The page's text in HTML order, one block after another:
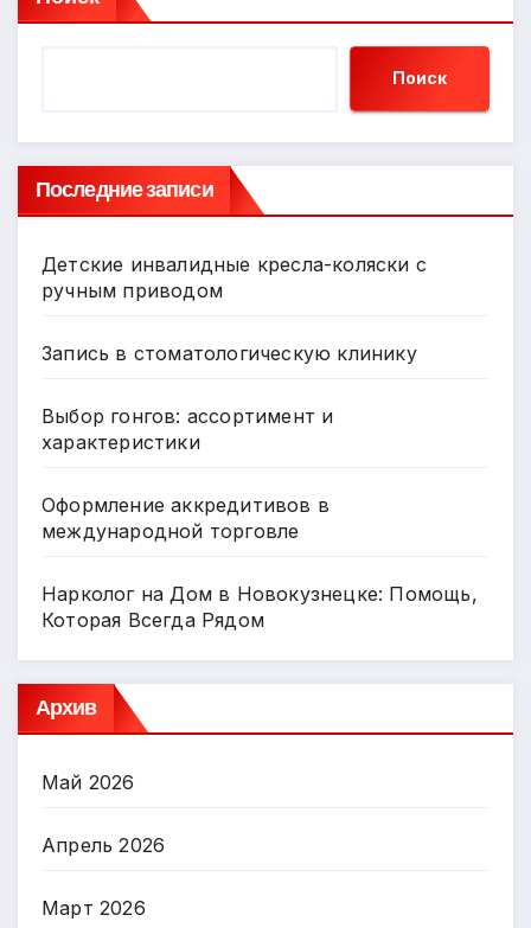
Поиск
Последние записи
Детские инвалидные кресла-коляски с
ручным приводом
Запись в стоматологическую клинику
Выбор гонгов: ассортимент и
характеристики
Оформление аккредитивов в
международной торговле
Нарколог на Дом в Новокузнецке: Помощь,
Которая Всегда Рядом
Архив
Май 2026
Апрель 2026
Март 2026